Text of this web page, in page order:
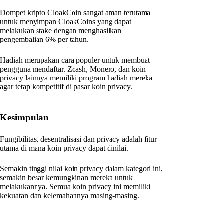
Dompet kripto CloakCoin sangat aman terutama
untuk menyimpan CloakCoins yang dapat
melakukan stake dengan menghasilkan
pengembalian 6% per tahun.
Hadiah merupakan cara populer untuk membuat
pengguna mendaftar. Zcash, Monero, dan koin
privacy lainnya memiliki program hadiah mereka
agar tetap kompetitif di pasar koin privacy.
Kesimpulan
Fungibilitas, desentralisasi dan privacy adalah fitur
utama di mana koin privacy dapat dinilai.
Semakin tinggi nilai koin privacy dalam kategori ini,
semakin besar kemungkinan mereka untuk
melakukannya. Semua koin privacy ini memiliki
kekuatan dan kelemahannya masing-masing.